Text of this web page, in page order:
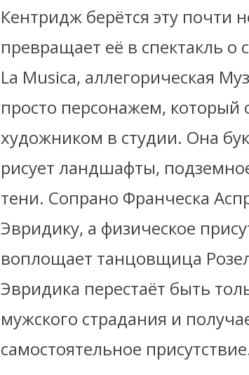
Кентридж берётся эту почти
превращает её в спектакль о
La Musica, аллегорическая
просто персонажем, который
художником в студии. Она
рисует ландшафты,
тени. Сопрано Франческа
Эвридику, а физическое
воплощает танцовщица
Эвридика перестаёт быть
мужского страдания и
самостоятельное